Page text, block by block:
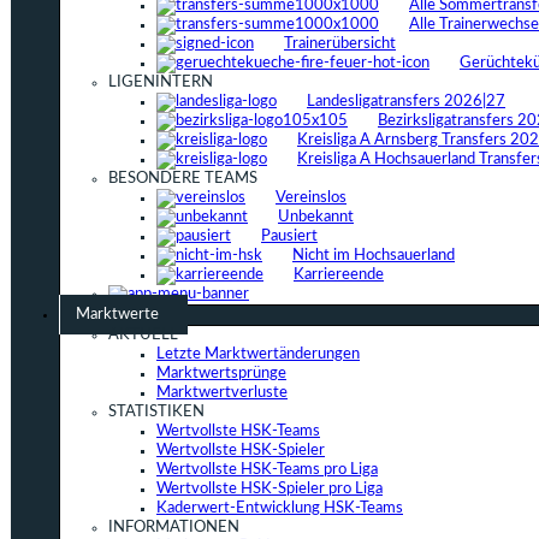
Alle
Alle
Trainerübersicht
LIGENINTERN
Landesligatransfers 2026|27
Bezirksligatransfers
Kreisliga A Arnsberg Transfers
Kreisliga A Hochsauerland
BESONDERE TEAMS
Vereinslos
Unbekannt
Pausiert
Nicht im Hochsauerland
Karriereende
Marktwerte
AKTUELL
Letzte Marktwertänderungen
Marktwertsprünge
Marktwertverluste
STATISTIKEN
Wertvollste HSK-Teams
Wertvollste HSK-Spieler
Wertvollste HSK-Teams pro Liga
Wertvollste HSK-Spieler pro Liga
Kaderwert-Entwicklung HSK-Teams
INFORMATIONEN